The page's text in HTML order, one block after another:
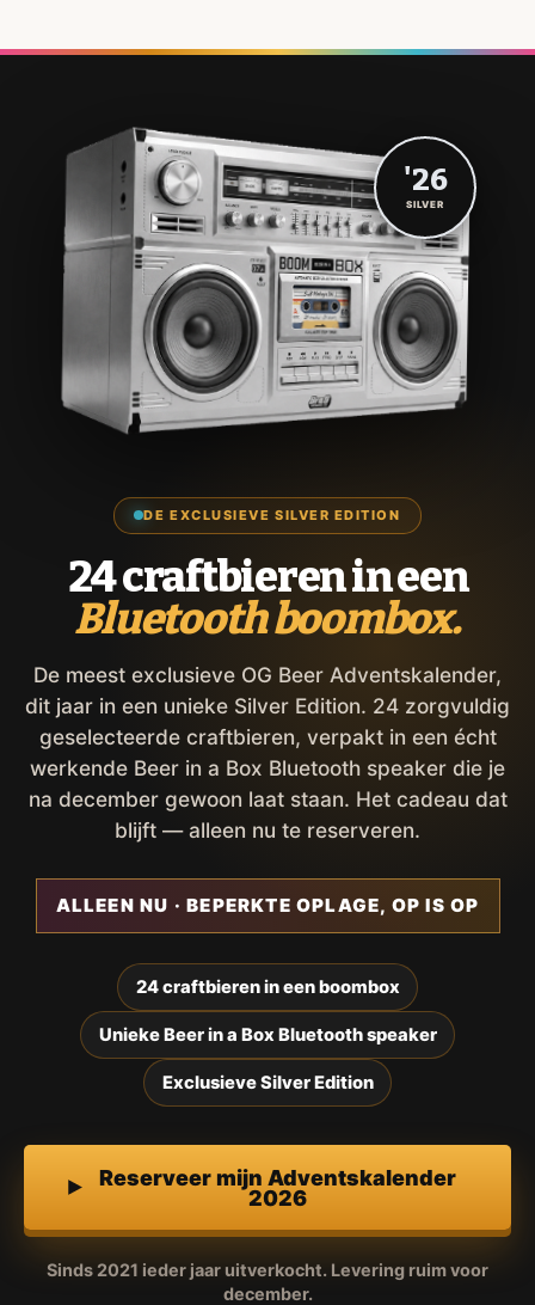
DE EXCLUSIEVE SILVER EDITION
24 craftbieren in een
Bluetooth boombox.
De meest exclusieve OG Beer Adventskalender,
dit jaar in een unieke Silver Edition. 24 zorgvuldig
geselecteerde craftbieren, verpakt in een écht
werkende Beer in a Box Bluetooth speaker die je
na december gewoon laat staan. Het cadeau dat
blijft — alleen nu te reserveren.
ALLEEN NU · BEPERKTE OPLAGE, OP IS OP
24 craftbieren in een boombox
Unieke Beer in a Box Bluetooth speaker
Exclusieve Silver Edition
Reserveer mijn Adventskalender
2026
Sinds 2021 ieder jaar uitverkocht. Levering ruim voor
december.
'26
SILVER